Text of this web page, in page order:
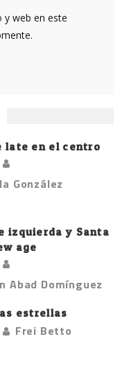
y web en este
late en el centro
González
izquierda y Santa
age
Abad Domínguez
estrellas
Frei Betto